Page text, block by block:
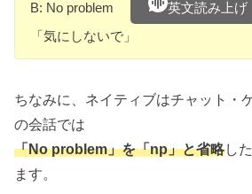
B: No problem 英文読み上げ
「気にしないで」
ちなみに、ネイティブはチャット・
の会話では
「No problem」を「np」と省略し
ます。